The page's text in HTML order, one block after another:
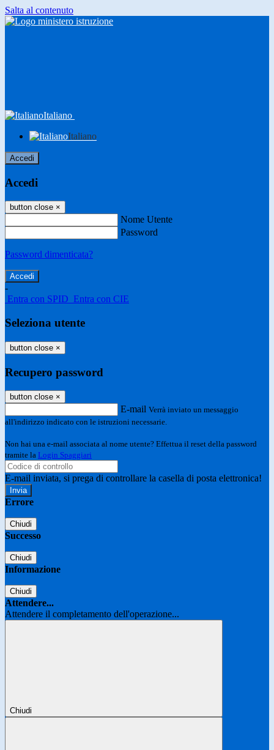
Salta al contenuto
Italiano
Italiano
Accedi
Accedi
button close ×
Nome Utente
Password
Password dimenticata?
-
Entra con SPID Entra con CIE
Seleziona utente
button close ×
Recupero password
button close ×
E-mail Verrà inviato un messaggio
all'indirizzo indicato con le istruzioni necessarie.
Non hai una e-mail associata al nome utente? Effettua il reset della password
tramite la Login Spaggiari
E-mail inviata, si prega di controllare la casella di posta elettronica!
Errore
Chiudi
Successo
Chiudi
Informazione
Chiudi
Attendere...
Attendere il completamento dell'operazione...
Chiudi